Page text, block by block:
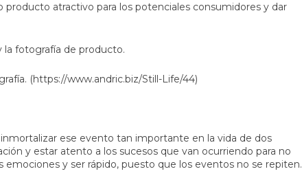
atractivo para los potenciales consumidores y dar
la fotografía de producto.
(https://www.andric.biz/Still-Life/44)
ese evento tan importante en la vida de dos
y estar atento a los sucesos que van ocurriendo para no
emociones y ser rápido, puesto que los eventos no se repiten.